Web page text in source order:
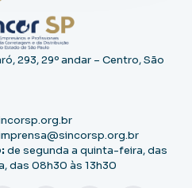
293, 29º andar – Centro, São
de segunda a quinta-feira, das
das 08h30 às 13h30